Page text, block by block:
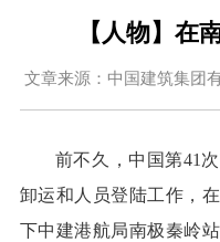
【人物】在
文章来源：中国建筑集
前不久，中国第41
卸运和人员登陆工作，
下中建港航局南极秦岭